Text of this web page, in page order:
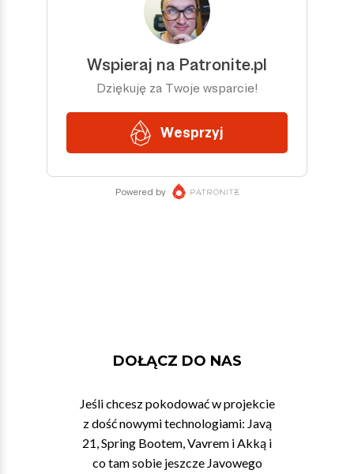
DOŁĄCZ DO NAS
Jeśli chcesz pokodować w projekcie
z dość nowymi technologiami: Javą
21, Spring Bootem, Vavrem i Akką i
co tam sobie jeszcze Javowego